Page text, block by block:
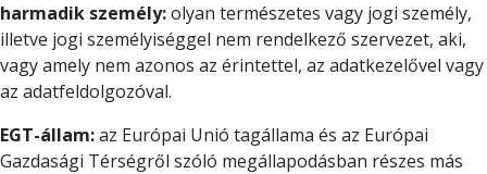
harmadik személy:olyan természetes vagy jogi személy,
illetve jogi személyiséggel nem rendelkező szervezet, aki,
vagy amely nem azonos az érintettel, az adatkezelővel vagy
az adatfeldolgozóval.
EGT-állam:az Európai Unió tagállama és az Európai
Gazdasági Térségről szóló megállapodásban részes más